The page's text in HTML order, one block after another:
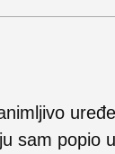
sam popio